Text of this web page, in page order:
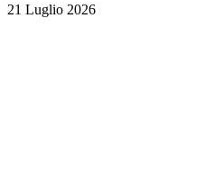
21 Luglio 2026